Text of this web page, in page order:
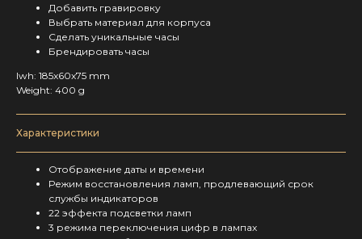
Добавить гравировку
Выбрать материал для корпуса
Сделать уникальные часы
Брендировать часы
lwh: 185x60x75 mm
Weight: 400 g
Характеристики
Отображение даты и времени
Режим восстановления ламп, продлевающий срок
службы индикаторов
22 эффекта подсветки ламп
3 режима переключения цифр в лампах